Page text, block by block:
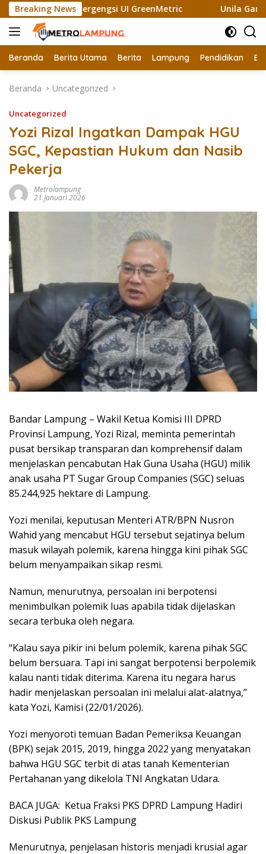
Langsung
ke
konten
Breaking News
Sertifikat Bergengsi UI GreenMetric Unila Gandeng
Beranda Berita Utama Berita Lampung Pendidikan
Beranda Uncategorized
Uncategorized
Yozi Rizal Ingatkan Dampak HGU
SGC, Kepastian Hukum dan Nasib
Pekerja
Metrolampung
21 Januari 2026
Bandar Lampung – Wakil Ketua Komisi III DPRD
Provinsi Lampung, Yozi Rizal, meminta pemerintah
pusat bersikap transparan dan komprehensif dalam
menjelaskan pencabutan Hak Guna Usaha (HGU) milik
anak usaha PT Sugar Group Companies (SGC) seluas
85.244,925 hektare di Lampung.
Yozi menilai, keputusan Menteri ATR/BPN Nusron
Wahid yang mencabut HGU tersebut sejatinya belum
masuk wilayah polemik, karena hingga kini pihak SGC
belum menyampaikan sikap resmi.
Namun, menurutnya, persoalan ini berpotensi
menimbulkan polemik luas apabila tidak dijelaskan
secara terbuka oleh negara.
“Kalau saya pikir ini belum polemik, karena pihak SGC
belum bersuara. Tapi ini sangat berpotensi berpolemik
kalau nanti tidak diterima. Karena itu negara harus
hadir menjelaskan persoalan ini melalui alat-alatnya,”
kata Yozi, Kamisi (22/01/2026).
Yozi menyoroti temuan Badan Pemeriksa Keuangan
(BPK) sejak 2015, 2019, hingga 2022 yang menyatakan
bahwa HGU SGC terbit di atas tanah Kementerian
Pertahanan yang dikelola TNI Angkatan Udara.
BACA JUGA: Ketua Fraksi PKS DPRD Lampung Hadiri
Diskusi Publik PKS Lampung
Menurutnya, penjelasan historis menjadi krusial agar